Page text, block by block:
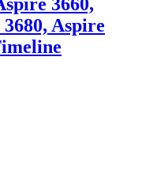
3660,
Aspire